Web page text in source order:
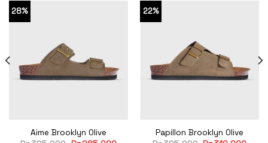
28%
Aime Brooklyn Olive
22%
Papillon Brooklyn Olive